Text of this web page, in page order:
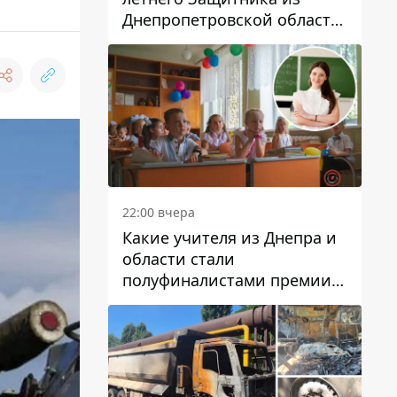
Днепропетровской области
Евгения Зинченко
22:00 вчера
Какие учителя из Днепра и
области стали
полуфиналистами премии
Global Teacher Prize Ukraine
2026